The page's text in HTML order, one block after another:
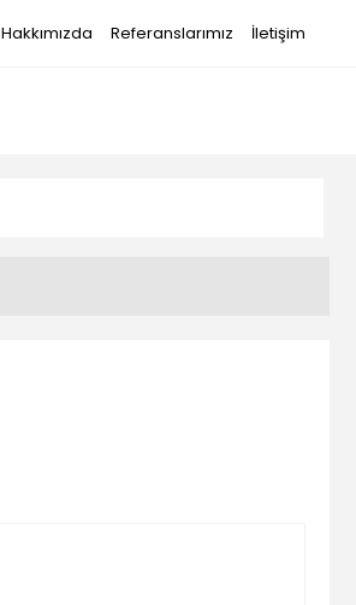
Hakkımızda Referanslarımız İletişim